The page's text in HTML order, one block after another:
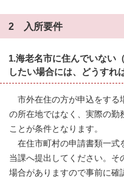
2 入所要件
1.海老名市に住んでいない
したい場合には、どうすれ
市外在住の方が申込をする
の所在地ではなく、実際の勤
ことが条件となります。
在住市町村の申請書類一式
当課へ提出してください。そ
場合がありますので事前に確